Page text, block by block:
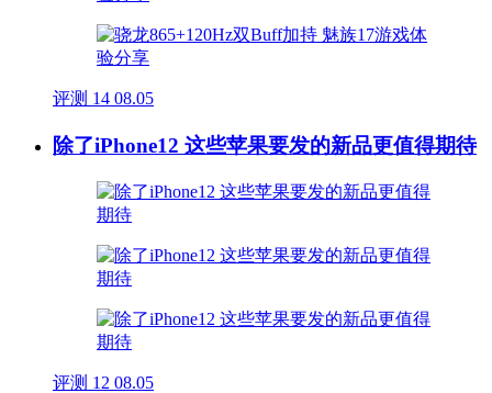
评测 14 08.05
除了iPhone12 这些苹果要发的新品更值得期待
评测 12 08.05